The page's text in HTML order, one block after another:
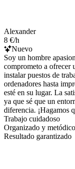
Alexander
8 €/h
Nuevo
Soy un hombre
comprometo a ofrecer
instalar puestos de
ordenadores hasta
esté en su lugar. La
ya que sé que un
diferencia. ¡Hagamos
Trabajo cuidadoso
Organizado y metódico
Resultado garantizado